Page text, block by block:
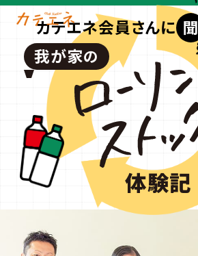
カテエネ会員さんに 聞
我が家の
体験記